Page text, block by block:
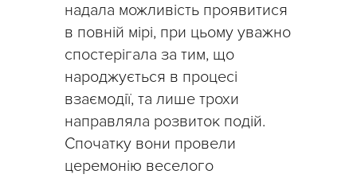
надала можливість проявитися
в повній мірі, при цьому уважно
спостерігала за тим, що
народжується в процесі
взаємодії, та лише трохи
направляла розвиток подій.
Спочатку вони провели
церемонію веселого